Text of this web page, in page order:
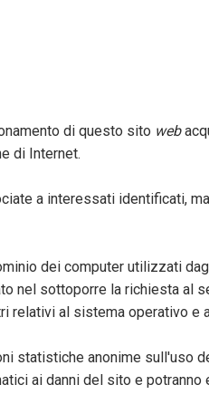
di questo sito web
di Internet.
a interessati identificati,
dei computer utilizzati
nel sottoporre la richiesta al
relativi al sistema operativo e
statistiche anonime
ai danni del sito e